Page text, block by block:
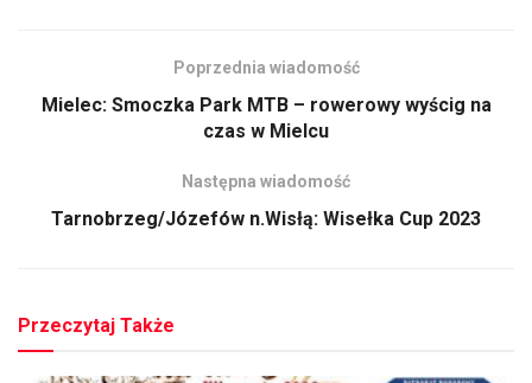
Poprzednia wiadomość
Mielec: Smoczka Park MTB – rowerowy wyścig na
czas w Mielcu
Następna wiadomość
Tarnobrzeg/Józefów n.Wisłą: Wisełka Cup 2023
Przeczytaj Także